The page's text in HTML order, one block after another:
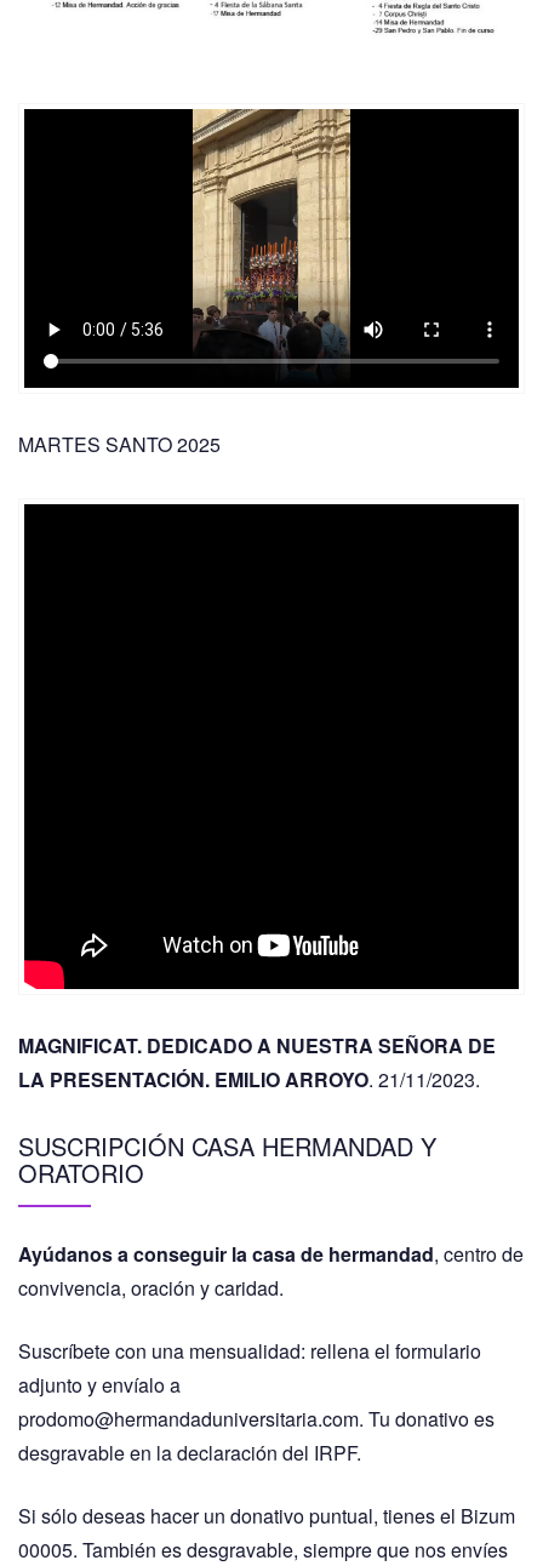
MARTES SANTO 2025
MAGNIFICAT. DEDICADO A NUESTRA SEÑORA DE
LA PRESENTACIÓN. EMILIO ARROYO. 21/11/2023.
SUSCRIPCIÓN CASA HERMANDAD Y
ORATORIO
Ayúdanos a conseguir la casa de hermandad, centro de
convivencia, oración y caridad.
Suscríbete con una mensualidad: rellena el formulario
adjunto y envíalo a
prodomo@hermandaduniversitaria.com. Tu donativo es
desgravable en la declaración del IRPF.
Si sólo deseas hacer un donativo puntual, tienes el Bizum
00005. También es desgravable, siempre que nos envíes